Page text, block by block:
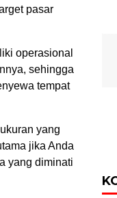
pasar
operasional
sehingga
tempat
yang
jika Anda
yang diminati